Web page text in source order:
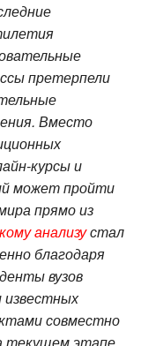
претерпели
Вместо
курсы и
может пройти
прямо из
анализустал
благодаря
вузов
совместно